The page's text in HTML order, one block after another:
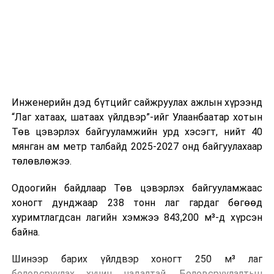
өдөр тутмын ажлын бэлэн байдлыг хангах зэрэг
практик ур чадварыг сургалтын хөтөлбөрт тусгажээ.
Сургалтыг танилцуулах лекц, асуулт-хариулт,
жишээнд суурилсан сургалт, багаар ажиллах дасгал,
танилцах, онцгой нөхцөлд ажиллах дадлага зэрэг
онол, практик хосолсон хэлбэрээр зохион байгуулж
байна.
зохион байгуулах Үндэсний хорооны Ажлын алба,
Инженерийн дэд бүтцийг сайжруулах ажлын хүрээнд
“Лаг хатаах, шатаах үйлдвэр”-ийг Улаанбаатар хотын
Төв цэвэрлэх байгууламжийн урд хэсэгт, нийт 40
мянган ам метр талбайд 2025-2027 онд байгуулахаар
төлөвлөжээ.
Одоогийн байдлаар Төв цэвэрлэх байгууламжаас
хоногт дунджаар 238 тонн лаг гардаг бөгөөд
хуримтлагдсан лагийн хэмжээ 843,200 м³-д хүрсэн
байна.
Шинээр барих үйлдвэр хоногт 250 м³ лаг